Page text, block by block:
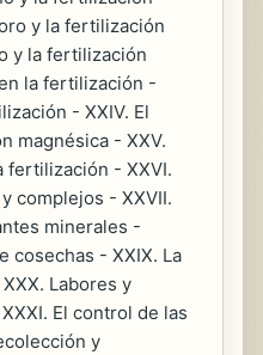
y la fertilización
y la fertilización
la fertilización -
- XXIV. El
magnésica - XXV.
fertilización - XXVI.
complejos - XXVII.
minerales -
cosechas - XXIX. La
Labores y
El control de las
y